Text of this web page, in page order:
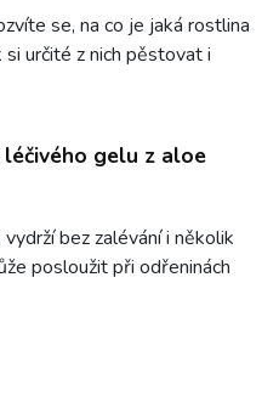
se, na co je jaká rostlina
určité z nich pěstovat i
gelu z aloe
bez zalévání i několik
posloužit při odřeninách